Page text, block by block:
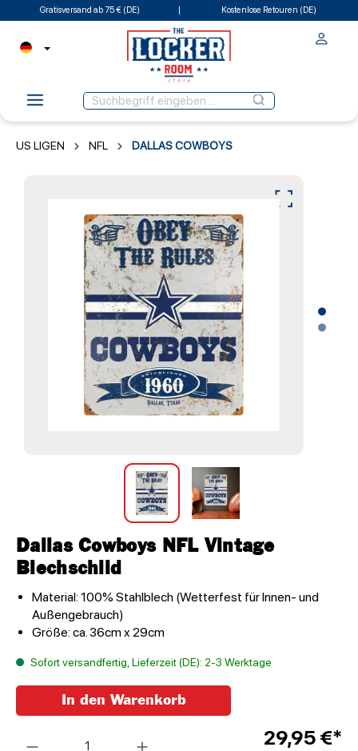
Gratisversand ab 75 € (DE) Kostenlose Retouren (DE)
US LIGEN NFL DALLAS COWBOYS
Dallas Cowboys NFL Vintage
Blechschild
Material: 100% Stahlblech (Wetterfest für Innen- und
Außengebrauch)
Größe: ca. 36cm x 29cm
Sofort versandfertig, Lieferzeit (DE): 2-3 Werktage
29,95 €*
In den Warenkorb